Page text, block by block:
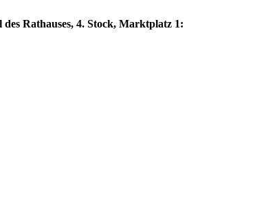
Rathauses, 4. Stock, Marktplatz 1: